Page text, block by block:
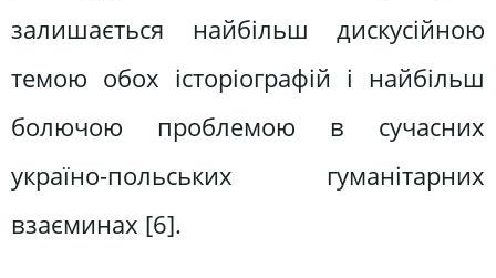
залишається найбільш дискусійною
темою обох історіографій і найбільш
болючою проблемою в сучасних
україно-польських гуманітарних
взаєминах [6].